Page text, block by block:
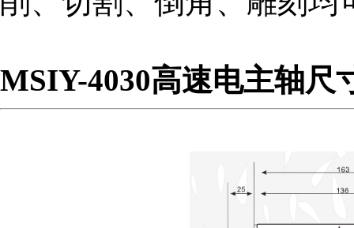
MSIY-4030高速电主轴尺